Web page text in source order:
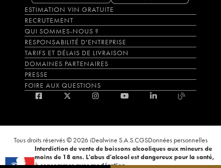
ESTIMATION VIN GRATUITE
RECRUTEMENT
QUI SOMMES-NOUS ?
RESPONSABILITÉ D'ENTREPRISE
TARIFS ET DÉLAIS DE LIVRAISON
DOMAINES PARTENAIRES
PRESSE
FOIRE AUX QUESTIONS
Tous droits réservés © 2026 iDealwine S.A.S.CGSDonnées personnelles
Interdiction de vente de boissons alcooliques aux mineurs de
moins de 18 ans. L'abus d'alcool est dangereux pour la santé,
à consommer avec modération.